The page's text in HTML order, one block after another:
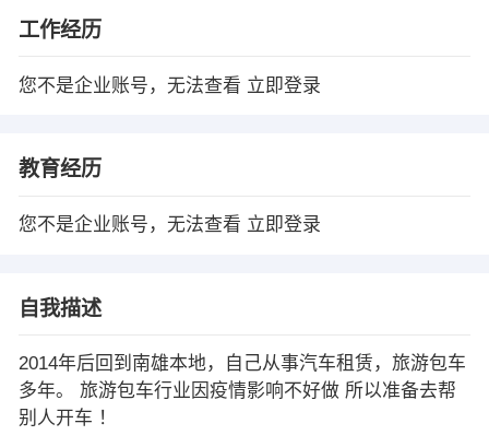
工作经历
您不是企业账号，无法查看 立即登录
教育经历
您不是企业账号，无法查看 立即登录
自我描述
2014年后回到南雄本地，自己从事汽车租赁，旅游包车
多年。 旅游包车行业因疫情影响不好做 所以准备去帮
别人开车 ！